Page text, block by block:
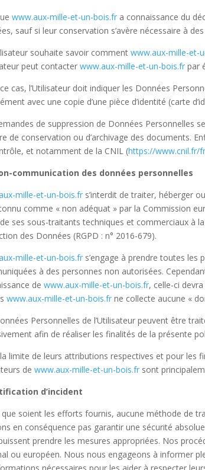
www.aux-mille-et-un-bois.fr a connaissance du
sauf si leur conservation s’avère nécessaire à
souhaite savoir commentwww.aux-mille-et-
peut contacterwww.aux-mille-et-un-bois.fr par
cas, l’Utilisateur doit indiquer les Données
avec une copie d’une pièce d’identité (carte
de suppression de Données Personnelles
de conservation ou d’archivage des documents.
et notamment de la CNIL (https://www.cnil.fr/
communication des données personnelles
mille-et-un-bois.fr s’interdit de traiter, héberger
comme « non adéquat » par la Commission
ses sous-traitants techniques et commerciaux à
des Données (RGPD : n° 2016-679).
mille-et-un-bois.fr s’engage à prendre toutes
à des personnes non autorisées.
dewww.aux-mille-et-un-bois.fr, celle-ci
www.aux-mille-et-un-bois.fr ne collecte aucune «
Personnelles de l’Utilisateur peuvent être
afin de réaliser les finalités de la présente
limite de leurs attributions respectives et pour les
dewww.aux-mille-et-un-bois.fr sont
d’incident
que soient les efforts fournis, aucune méthode de
en conséquence pas garantir une sécurité
puissent prendre les mesures appropriées. Nos
ou européen. Nous nous engageons à informer